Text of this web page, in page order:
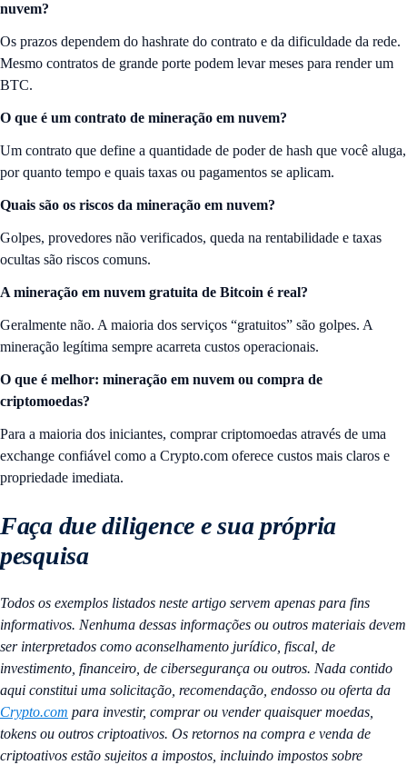
nuvem?
Os prazos dependem do hashrate do contrato e da dificuldade da rede.
Mesmo contratos de grande porte podem levar meses para render um
BTC.
O que é um contrato de mineração em nuvem?
Um contrato que define a quantidade de poder de hash que você aluga,
por quanto tempo e quais taxas ou pagamentos se aplicam.
Quais são os riscos da mineração em nuvem?
Golpes, provedores não verificados, queda na rentabilidade e taxas
ocultas são riscos comuns.
A mineração em nuvem gratuita de Bitcoin é real?
Geralmente não. A maioria dos serviços “gratuitos” são golpes. A
mineração legítima sempre acarreta custos operacionais.
O que é melhor: mineração em nuvem ou compra de
criptomoedas?
Para a maioria dos iniciantes, comprar criptomoedas através de uma
exchange confiável como a Crypto.com oferece custos mais claros e
propriedade imediata.
Faça due diligence e sua própria
pesquisa
Todos os exemplos listados neste artigo servem apenas para fins
informativos. Nenhuma dessas informações ou outros materiais devem
ser interpretados como aconselhamento jurídico, fiscal, de
investimento, financeiro, de cibersegurança ou outros. Nada contido
aqui constitui uma solicitação, recomendação, endosso ou oferta da
Crypto.com para investir, comprar ou vender quaisquer moedas,
tokens ou outros criptoativos. Os retornos na compra e venda de
criptoativos estão sujeitos a impostos, incluindo impostos sobre